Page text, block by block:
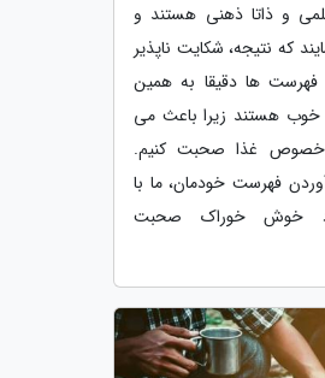
علمی و ذاتا ذهنی هستند و
که نتیجه، شکایت ناپذیر
فهرست ها دقیقا به همین
هستند زیرا باعث می
خصوص غذا صحبت کنیم.
فهرست خودمان، ما با
خوش خوراک صحبت